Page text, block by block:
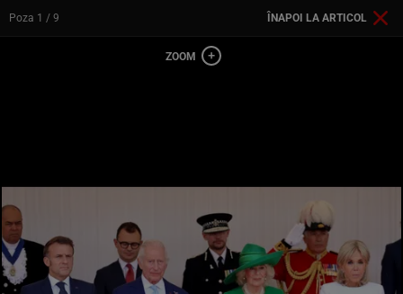
Poza 1 / 9 ÎNAPOI LA ARTICOL